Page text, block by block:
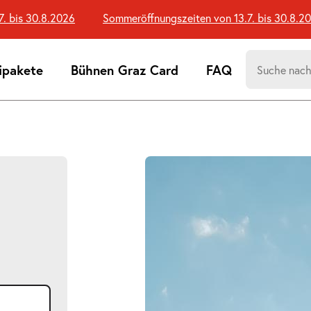
30.8.2026 Sommeröffnungszeiten von 13.7. bis
Bühnen Graz Card FAQ
nach: